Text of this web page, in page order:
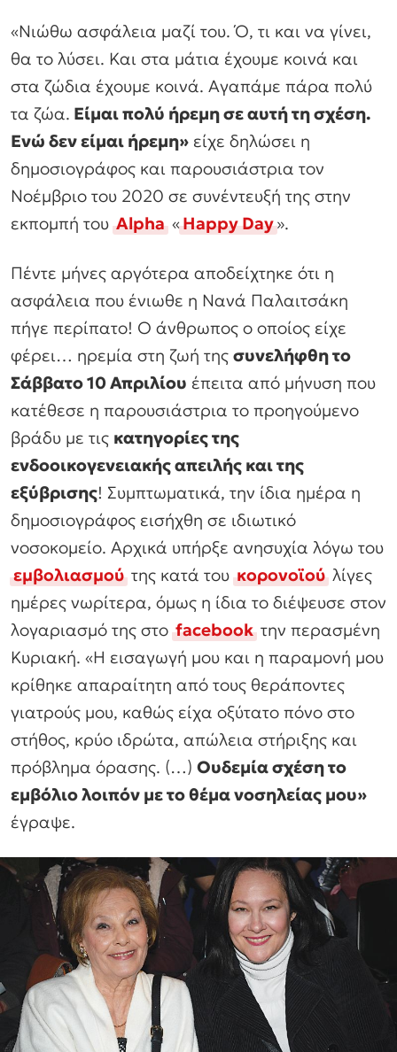
«Νιώθω ασφάλεια μαζί του. Ό, τι και να γίνει,
θα το λύσει. Και στα μάτια έχουμε κοινά και
στα ζώδια έχουμε κοινά. Αγαπάμε πάρα πολύ
τα ζώα. Είμαι πολύ ήρεμη σε αυτή τη σχέση.
Ενώ δεν είμαι ήρεμη» είχε δηλώσει η
δημοσιογράφος και παρουσιάστρια τον
Νοέμβριο του 2020 σε συνέντευξή της στην
εκπομπή τουAlpha«Happy Day».
Πέντε μήνες αργότερα αποδείχτηκε ότι η
ασφάλεια που ένιωθε η Νανά Παλαιτσάκη
πήγε περίπατο! Ο άνθρωπος ο οποίος είχε
φέρει… ηρεμία στη ζωή της συνελήφθη το
Σάββατο 10 Απριλίου έπειτα από μήνυση που
κατέθεσε η παρουσιάστρια το προηγούμενο
βράδυ με τις κατηγορίες της
ενδοοικογενειακής απειλής και της
εξύβρισης! Συμπτωματικά, την ίδια ημέρα η
δημοσιογράφος εισήχθη σε ιδιωτικό
νοσοκομείο. Αρχικά υπήρξε ανησυχία λόγω του
εμβολιασμούτης κατά τουκορονοϊούλίγες
ημέρες νωρίτερα, όμως η ίδια το διέψευσε στον
λογαριασμό της στοfacebookτην περασμένη
Κυριακή. «Η εισαγωγή μου και η παραμονή μου
κρίθηκε απαραίτητη από τους θεράποντες
γιατρούς μου, καθώς είχα οξύτατο πόνο στο
στήθος, κρύο ιδρώτα, απώλεια στήριξης και
πρόβλημα όρασης. (…) Ουδεμία σχέση το
εμβόλιο λοιπόν με το θέμα νοσηλείας μου»
έγραψε.